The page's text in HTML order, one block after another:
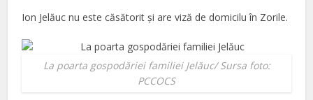
Ion Jelăuc nu este căsătorit şi are viză de domicilu în Zorile.
La poarta gospodăriei familiei Jelăuc/ Sursa foto:
PCCOCS